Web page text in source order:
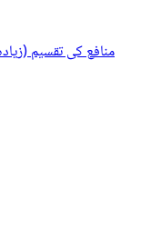
منافع کی تقسیم